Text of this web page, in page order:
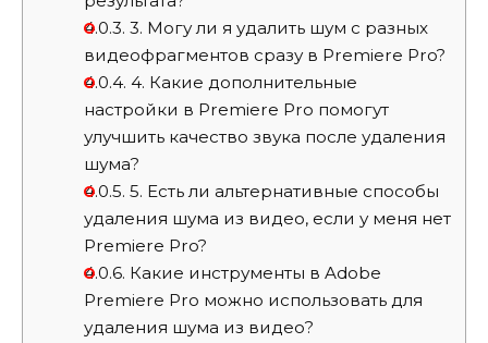
4.0.3. 3. Могу ли я удалить шум с разных
видеофрагментов сразу в Premiere Pro?
4.0.4. 4. Какие дополнительные
настройки в Premiere Pro помогут
улучшить качество звука после удаления
шума?
4.0.5. 5. Есть ли альтернативные способы
удаления шума из видео, если у меня нет
Premiere Pro?
4.0.6. Какие инструменты в Adobe
Premiere Pro можно использовать для
удаления шума из видео?